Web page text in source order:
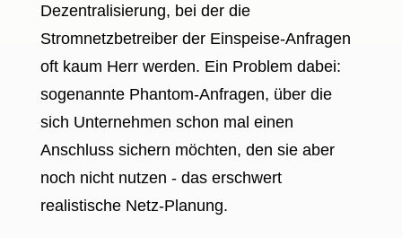
Dezentralisierung, bei der die
Stromnetzbetreiber der Einspeise-Anfragen
oft kaum Herr werden. Ein Problem dabei:
sogenannte Phantom-Anfragen, über die
sich Unternehmen schon mal einen
Anschluss sichern möchten, den sie aber
noch nicht nutzen - das erschwert
realistische Netz-Planung.